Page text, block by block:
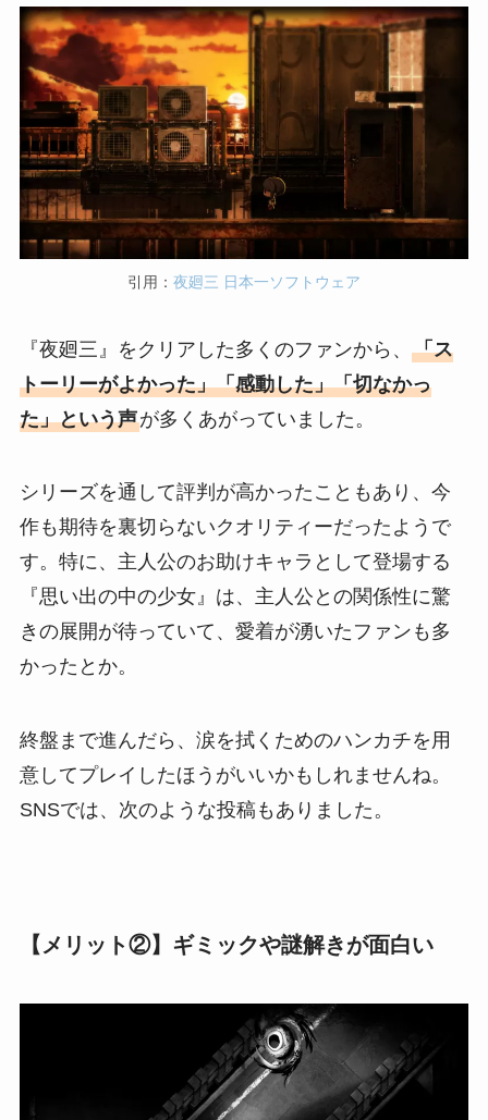
引用： 夜廻三 日本一ソフトウェア
『夜廻三』をクリアした多くのファンから、 「ス
トーリーがよかった」「感動した」「切なかっ
た」という声が多くあがっていました。
シリーズを通して評判が高かったこともあり、今
作も期待を裏切らないクオリティーだったようで
す。特に、主人公のお助けキャラとして登場する
『思い出の中の少女』は、主人公との関係性に驚
きの展開が待っていて、愛着が湧いたファンも多
かったとか。
終盤まで進んだら、涙を拭くためのハンカチを用
意してプレイしたほうがいいかもしれませんね。
SNSでは、次のような投稿もありました。
【メリット②】ギミックや謎解きが面白い